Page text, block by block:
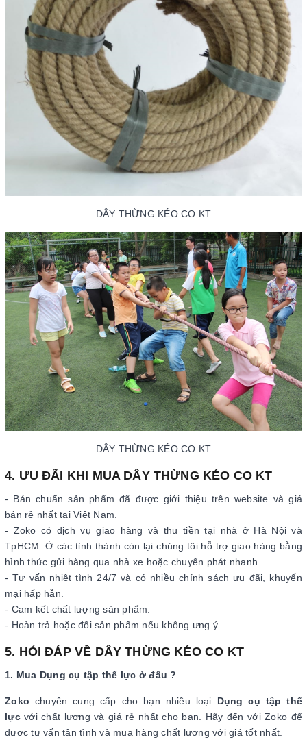
DÂY THỪNG KÉO CO KT
DÂY THỪNG KÉO CO KT
4. ƯU ĐÃI KHI MUA DÂY THỪNG KÉO CO KT
- Bán chuẩn sản phẩm đã được giới thiệu trên website và giá
bán rẻ nhất tại Việt Nam.
- Zoko có dịch vụ giao hàng và thu tiền tại nhà ở Hà Nội và
TpHCM. Ở các tỉnh thành còn lại chúng tôi hỗ trợ giao hàng bằng
hình thức gửi hàng qua nhà xe hoặc chuyển phát nhanh.
- Tư vấn nhiệt tình 24/7 và có nhiều chính sách ưu đãi, khuyến
mại hấp hẫn.
- Cam kết chất lượng sản phẩm.
- Hoàn trả hoặc đổi sản phẩm nếu không ưng ý.
5. HỎI ĐÁP VỀ DÂY THỪNG KÉO CO KT
1. Mua Dụng cụ tập thể lực ở đâu ?
Zoko chuyên cung cấp cho bạn nhiều loại Dụng cụ tập thể
lựcvới chất lượng và giá rẻ nhất cho bạn. Hãy đến với Zoko để
được tư vấn tận tình và mua hàng chất lượng với giá tốt nhất.